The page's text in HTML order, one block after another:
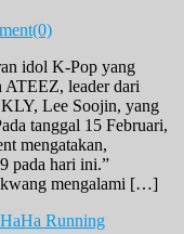
idol K-Pop yang
leader dari
Lee Soojin, yang
tanggal 15 Februari,
mengatakan,
pada hari ini.”
mengalami […]